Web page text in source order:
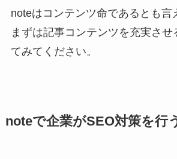
noteはコンテンツ命であるとも言
まずは記事コンテンツを充実させ
てみてください。
noteで企業がSEO対策を行